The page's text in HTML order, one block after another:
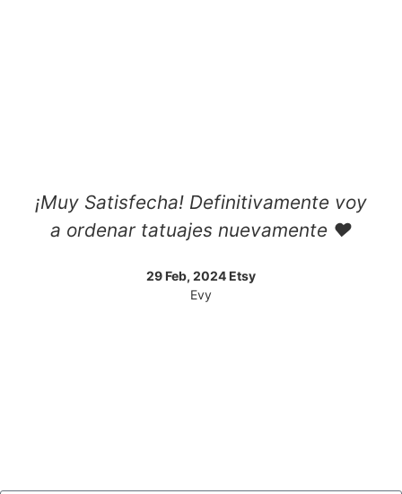
¡Muy Satisfecha! Definitivamente voy
a ordenar tatuajes nuevamente ❤️
29 Feb, 2024 Etsy
Evy